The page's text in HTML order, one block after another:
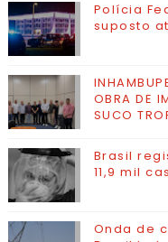
Polícia
suposto
OBRA DE
SUCO
Brasil
11,9 mil
Onda de